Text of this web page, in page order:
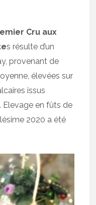
Cru aux
s résulte d’un
provenant de
élevées sur
issus
Elevage en fûts de
2020 a été